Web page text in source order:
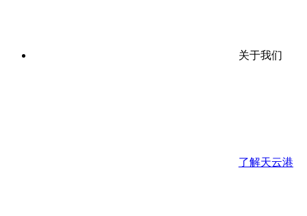
关于我们
了解天云港